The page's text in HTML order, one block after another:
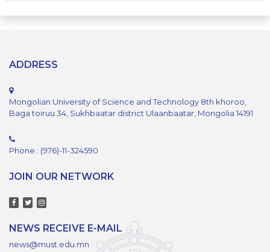
ADDRESS
Mongolian University of Science and Technology 8th khoroo,
Baga toiruu 34, Sukhbaatar district Ulaanbaatar, Mongolia 14191
Phone : (976)-11-324590
JOIN OUR NETWORK
NEWS RECEIVE E-MAIL
news@must.edu.mn